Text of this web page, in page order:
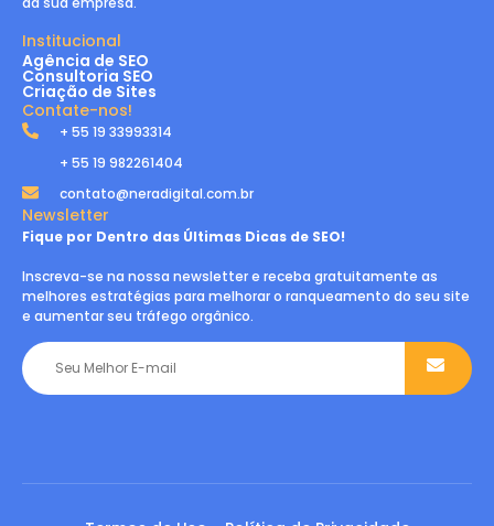
Institucional
Agência de SEO
Consultoria SEO
Criação de Sites
Contate-nos!
+ 55 19 33993314
+ 55 19 982261404
contato@neradigital.com.br
Newsletter
Fique por Dentro das Últimas Dicas de SEO!
Inscreva-se na nossa newsletter e receba gratuitamente as
melhores estratégias para melhorar o ranqueamento do seu site
e aumentar seu tráfego orgânico.